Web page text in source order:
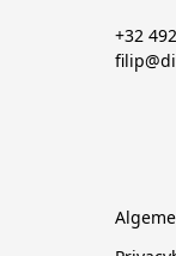
+32